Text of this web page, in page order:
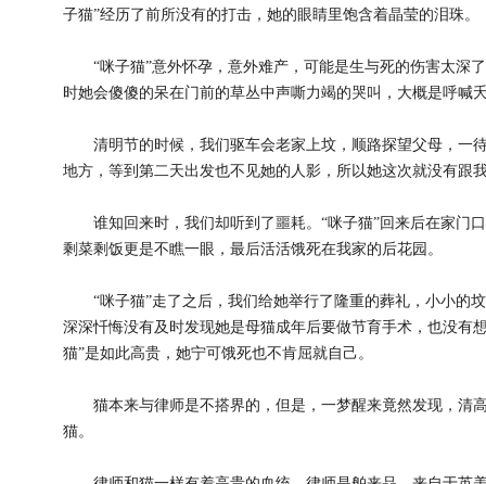
子猫”经历了前所没有的打击，她的眼睛里饱含着晶莹的泪珠。
“咪子猫”意外怀孕，意外难产，可能是生与死的伤害太深
时她会傻傻的呆在门前的草丛中声嘶力竭的哭叫，大概是呼喊
清明节的时候，我们驱车会老家上坟，顺路探望父母，一
地方，等到第二天出发也不见她的人影，所以她这次就没有跟
谁知回来时，我们却听到了噩耗。“咪子猫”回来后在家门
剩菜剩饭更是不瞧一眼，最后活活饿死在我家的后花园。
“咪子猫”走了之后，我们给她举行了隆重的葬礼，小小的
深深忏悔没有及时发现她是母猫成年后要做节育手术，也没有
猫”是如此高贵，她宁可饿死也不肯屈就自己。
猫本来与律师是不搭界的，但是，一梦醒来竟然发现，清
猫。